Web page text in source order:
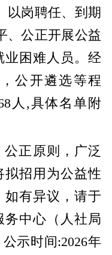
以岗聘任、到期
、公正开展公益
业困难人员 。经
公开遴选等程
人,具体名单附
正原则，广泛
拟招用 为公益性
如有异议，请于
务中心（人社局
示时间:2026年